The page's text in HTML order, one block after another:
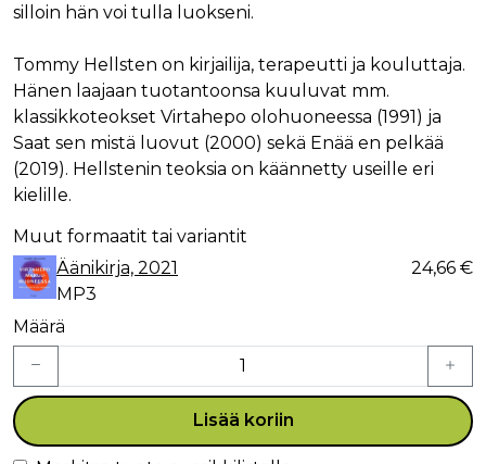
silloin hän voi tulla luokseni.
Tommy Hellsten on kirjailija, terapeutti ja kouluttaja.
Hänen laajaan tuotantoonsa kuuluvat mm.
klassikkoteokset Virtahepo olohuoneessa (1991) ja
Saat sen mistä luovut (2000) sekä Enää en pelkää
(2019). Hellstenin teoksia on käännetty useille eri
kielille.
Muut formaatit tai variantit
Äänikirja, 2021
MP3
24,66 €
Määrä
Lisää koriin